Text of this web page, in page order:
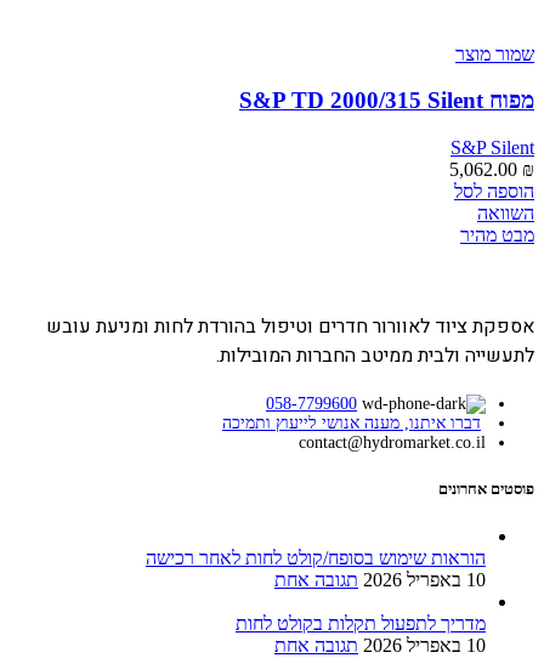
שמור מוצר
מפוח S&P TD 2000/315 Silent
S&P Silent
5,062.00 ₪
הוספה לסל
השוואה
מבט מהיר
אספקת ציוד לאוורור חדרים וטיפול בהורדת לחות ומניעת עובש
לתעשייה ולבית ממיטב החברות המובילות.
058-7799600
דברו איתנו, מענה אנושי לייעוץ ותמיכה
contact@hydromarket.co.il
פוסטים אחרונים
הוראות שימוש בסופח/קולט לחות לאחר רכישה
10 באפריל 2026
תגובה אחת
מדריך לתפעול תקלות בקולט לחות
10 באפריל 2026
תגובה אחת